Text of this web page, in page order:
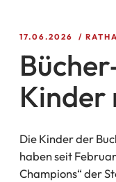
17.06.2026
Kinder
Die Kinder der
haben seit
Champions“ der